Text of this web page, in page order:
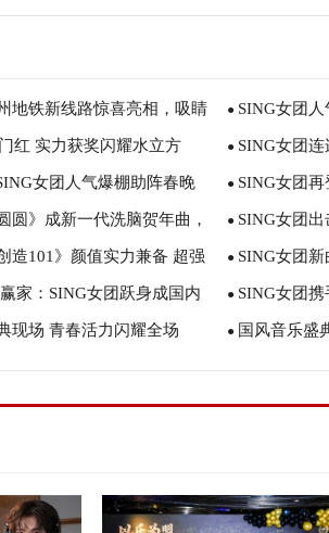
地铁新线路惊喜亮相，吸睛 ● SING女团
红 实力获奖闪耀水立方 ● SING女团
广州
女团人气爆棚助阵春晚 ● SING女团
热！
圆》成新一代洗脑贺年曲， ● SING女团
场，抢尽风头
造101》颜值实力兼备 超强 ● SING女团
家：SING女团跃身成国内 ● SING女团
现场 青春活力闪耀全场 ● 国风音乐盛